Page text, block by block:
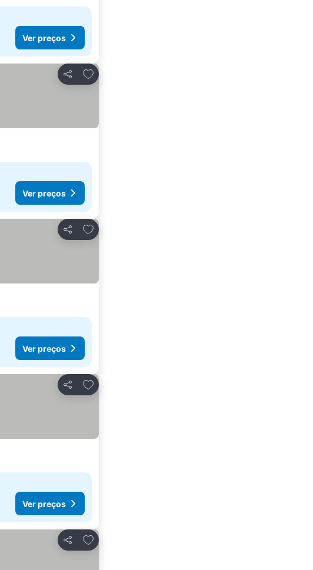
Ver preços
Partilhar
Adicionar aos favoritos
Ver preços
Partilhar
Adicionar aos favoritos
Ver preços
Partilhar
Adicionar aos favoritos
Ver preços
Partilhar
Adicionar aos favoritos